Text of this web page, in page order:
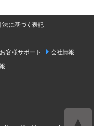
▲
法に基づく表記
お客様サポート
会社情報